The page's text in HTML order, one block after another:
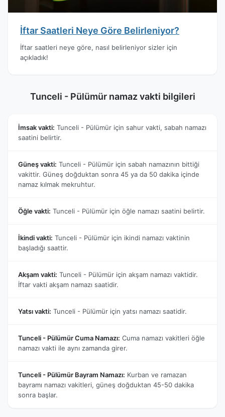
İftar Saatleri Neye Göre Belirleniyor?
İftar saatleri neye göre, nasıl belirleniyor sizler için
açıkladık!
Tunceli - Pülümür namaz vakti bilgileri
İmsak vakti: Tunceli - Pülümür için sahur vakti, sabah namazı
saatini belirtir.
Güneş vakti: Tunceli - Pülümür için sabah namazının bittiği
vakittir. Güneş doğduktan sonra 45 ya da 50 dakika içinde
namaz kılmak mekruhtur.
Öğle vakti: Tunceli - Pülümür için öğle namazı saatini belirtir.
İkindi vakti: Tunceli - Pülümür için ikindi namazı vaktinin
başladığı saattir.
Akşam vakti: Tunceli - Pülümür için akşam namazı vaktidir.
İftar vakti akşam namazı saatidir.
Yatsı vakti: Tunceli - Pülümür için yatsı namazı saatidir.
Tunceli - Pülümür Cuma Namazı: Cuma namazı vakitleri öğle
namazı vakti ile aynı zamanda girer.
Tunceli - Pülümür Bayram Namazı: Kurban ve ramazan
bayramı namazı vakitleri, güneş doğduktan 45-50 dakika
sonra başlar.